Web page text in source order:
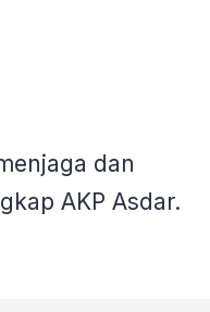
dan
AKP Asdar.